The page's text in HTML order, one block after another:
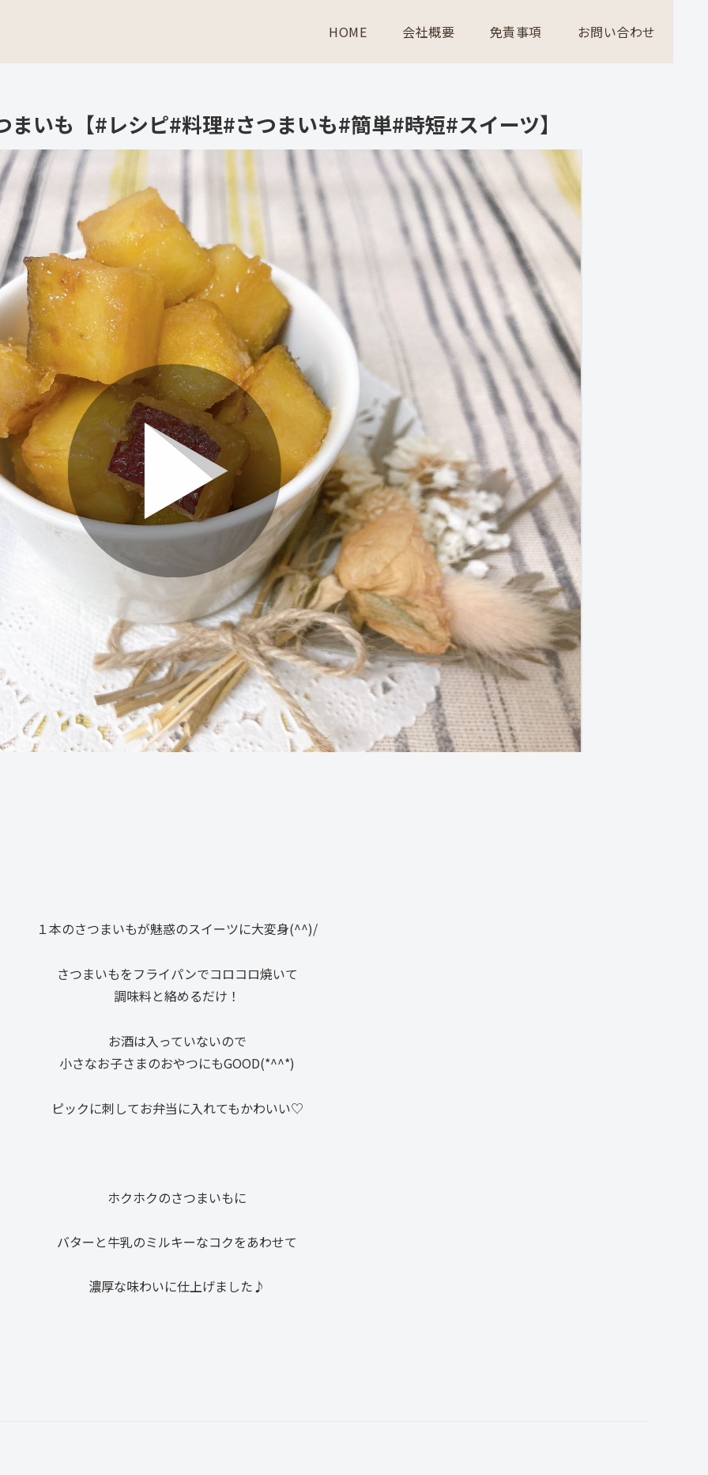
HOME 会社概要 免責事項 お問い合わせ
いも【#レシピ#料理#さつまいも#簡単#時短#スイーツ】
１本のさつまいもが魅惑のスイーツに大変身(^^)/
さつまいもをフライパンでコロコロ焼いて
調味料と絡めるだけ！
お酒は入っていないので
小さなお子さまのおやつにもGOOD(*^^*)
ピックに刺してお弁当に入れてもかわいい♡
ホクホクのさつまいもに
バターと牛乳のミルキーなコクをあわせて
濃厚な味わいに仕上げました♪